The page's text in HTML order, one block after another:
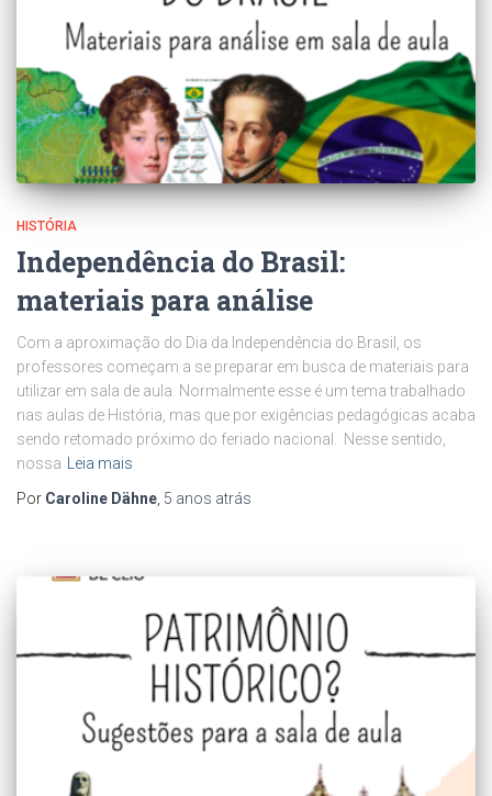
HISTÓRIA
Independência do Brasil:
materiais para análise
Com a aproximação do Dia da Independência do Brasil, os
professores começam a se preparar em busca de materiais para
utilizar em sala de aula. Normalmente esse é um tema trabalhado
nas aulas de História, mas que por exigências pedagógicas acaba
sendo retomado próximo do feriado nacional. Nesse sentido,
nossa
Leia mais
Por Caroline Dähne 5 anos atrás